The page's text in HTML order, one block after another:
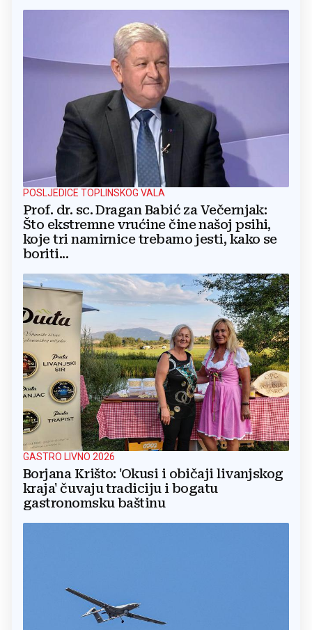
POSLJEDICE TOPLINSKOG VALA
Prof. dr. sc. Dragan Babić za Večernjak:
Što ekstremne vrućine čine našoj psihi,
koje tri namirnice trebamo jesti, kako se
boriti...
GASTRO LIVNO 2026
Borjana Krišto: 'Okusi i običaji livanjskog
kraja' čuvaju tradiciju i bogatu
gastronomsku baštinu